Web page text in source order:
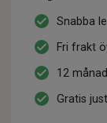
Snabba
Fri frakt
12
Gratis